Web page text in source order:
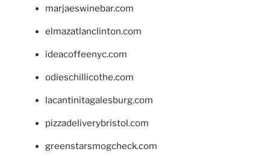
marjaeswinebar.com
elmazatlanclinton.com
ideacoffeenyc.com
odieschillicothe.com
lacantinitagalesburg.com
pizzadeliverybristol.com
greenstarsmogcheck.com